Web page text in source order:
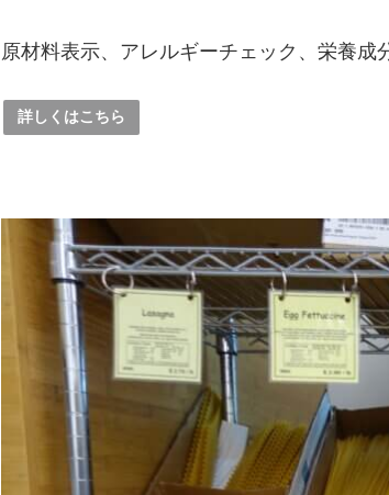
原材料表示、アレルギーチェック、栄養成
詳しくはこちら